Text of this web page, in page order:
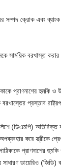
সম্পদ ক্রোক এবং ব্যাংক
সাময়িক বরখাস্ত করার
প্রাণনাশের হুমকি
প্রস্তাব
(ডিএমপি) অতিরিক্ত
করে স্ত্রীকে
প্রাণনাশের
সাধারণ ডায়েরিও (জিডি)